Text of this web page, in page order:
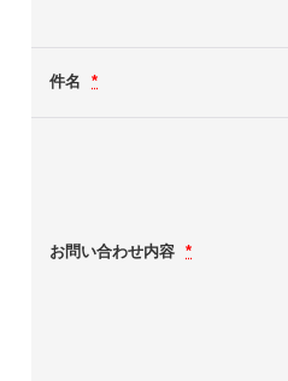
件名 *
お問い合わせ内容 *